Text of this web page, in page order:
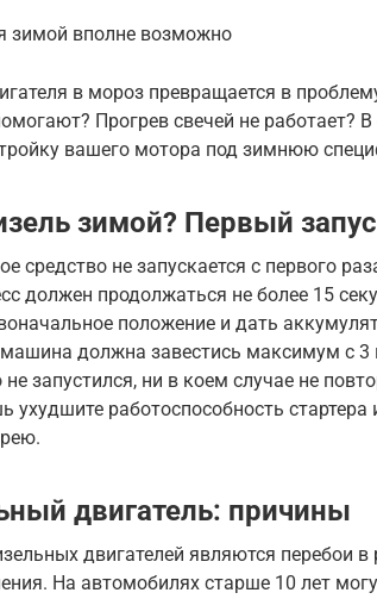
зимой вполне возможно
в мороз превращается в
Прогрев свечей не работает?
вашего мотора под зимнюю
зимой? Первый
средство не запускается с первого
должен продолжаться не более 15
положение и дать
должна завестись максимум с 3
запустился, ни в коем случае не
ухудшите работоспособность стартера
двигатель: причины
двигателей являются перебои в
На автомобилях старше 10 лет